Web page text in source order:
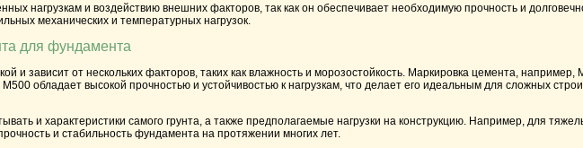
нагрузкам и воздействию внешних факторов, так как он обеспечивает необходимую прочность и
механических и температурных нагрузок.
для фундамента
и зависит от нескольких факторов, таких как влажность и морозостойкость. Маркировка цемента, например,
М500 обладает высокой прочностью и устойчивостью к нагрузкам, что делает его идеальным для сложных
и характеристики самого грунта, а также предполагаемые нагрузки на конструкцию. Например, для
и стабильность фундамента на протяжении многих лет.